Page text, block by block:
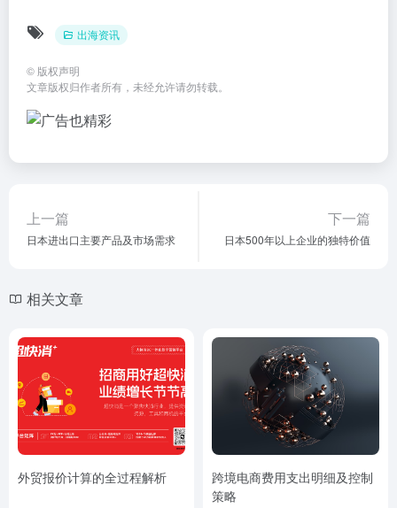
出海资讯
© 版权声明
文章版权归作者所有，未经允许请勿转载。
上一篇
日本进出口主要产品及市场需求
下一篇
日本500年以上企业的独特价值
相关文章
外贸报价计算的全过程解析
跨境电商费用支出明细及控制
策略